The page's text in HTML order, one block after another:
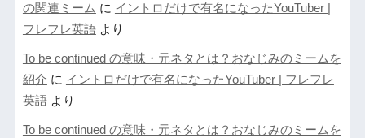
の関連ミーム に イントロだけで有名になったYouTuber |
フレフレ英語より
To be continued の意味・元ネタとは？おなじみのミームを
紹介 に イントロだけで有名になったYouTuber | フレフレ
英語より
To be continued の意味・元ネタとは？おなじみのミームを